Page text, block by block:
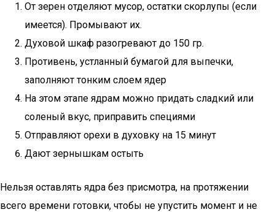
От зерен отделяют мусор, остатки скорлупы (если
имеется). Промывают их.
Духовой шкаф разогревают до 150 гр.
Противень, устланный бумагой для выпечки,
заполняют тонким слоем ядер
На этом этапе ядрам можно придать сладкий или
соленый вкус, приправить специями
Отправляют орехи в духовку на 15 минут
Дают зернышкам остыть
Нельзя оставлять ядра без присмотра, на протяжении
всего времени готовки, чтобы не упустить момент и не